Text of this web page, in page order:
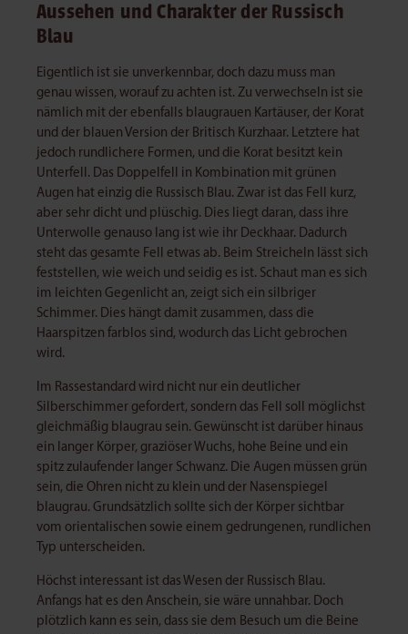
Aussehen und Charakter der Russisch
Blau
Eigentlich ist sie unverkennbar, doch dazu muss man
genau wissen, worauf zu achten ist. Zu verwechseln ist sie
nämlich mit der ebenfalls blaugrauen Kartäuser, der Korat
und der blauen Version der Britisch Kurzhaar. Letztere hat
jedoch rundlichere Formen, und die Korat besitzt kein
Unterfell. Das Doppelfell in Kombination mit grünen
Augen hat einzig die Russisch Blau. Zwar ist das Fell kurz,
aber sehr dicht und plüschig. Dies liegt daran, dass ihre
Unterwolle genauso lang ist wie ihr Deckhaar. Dadurch
steht das gesamte Fell etwas ab. Beim Streicheln lässt sich
feststellen, wie weich und seidig es ist. Schaut man es sich
im leichten Gegenlicht an, zeigt sich ein silbriger
Schimmer. Dies hängt damit zusammen, dass die
Haarspitzen farblos sind, wodurch das Licht gebrochen
wird.
Im Rassestandard wird nicht nur ein deutlicher
Silberschimmer gefordert, sondern das Fell soll möglichst
gleichmäßig blaugrau sein. Gewünscht ist darüber hinaus
ein langer Körper, graziöser Wuchs, hohe Beine und ein
spitz zulaufender langer Schwanz. Die Augen müssen grün
sein, die Ohren nicht zu klein und der Nasenspiegel
blaugrau. Grundsätzlich sollte sich der Körper sichtbar
vom orientalischen sowie einem gedrungenen, rundlichen
Typ unterscheiden.
Höchst interessant ist das Wesen der Russisch Blau.
Anfangs hat es den Anschein, sie wäre unnahbar. Doch
plötzlich kann es sein, dass sie dem Besuch um die Beine